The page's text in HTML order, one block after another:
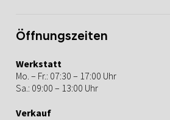
Öffnungszeiten
Werkstatt
Mo. – Fr.: 07:30 – 17:00 Uhr
Sa.: 09:00 – 13:00 Uhr
Verkauf